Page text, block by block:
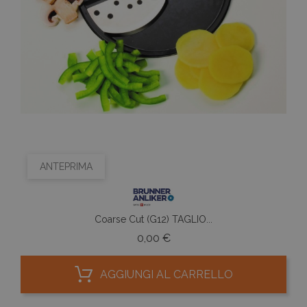
ANTEPRIMA
Coarse Cut (G12) TAGLIO...
0,00 €Prezzo
AGGIUNGI AL CARRELLO